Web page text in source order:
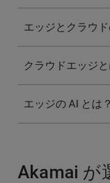
エッジとクラウ
クラウドエッジと
エッジの AI とは？
Akamai が